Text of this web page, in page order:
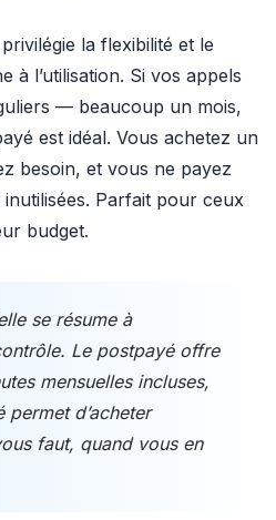
la flexibilité et le
à l’utilisation. Si vos appels
— beaucoup un mois,
est idéal. Vous achetez un
besoin, et vous ne payez
Parfait pour ceux
budget.
se résume à
Le postpayé offre
mensuelles incluses,
d’acheter
faut, quand vous en